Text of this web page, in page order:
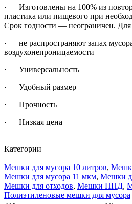
· Изготовлены на 100% из
пластика или пищевого при
Срок годности — неограничен.
· не распространяют запах мусора
воздухонепроницаемости
· Универсальность
· Удобный размер
· Прочность
· Низкая цена
Категории
Мешки для мусора 10 литров,
Мешки для мусора 11 мкм, Мешки
Мешки для отходов, Мешки ПНД,
Полиэтиленовые мешки для мусора